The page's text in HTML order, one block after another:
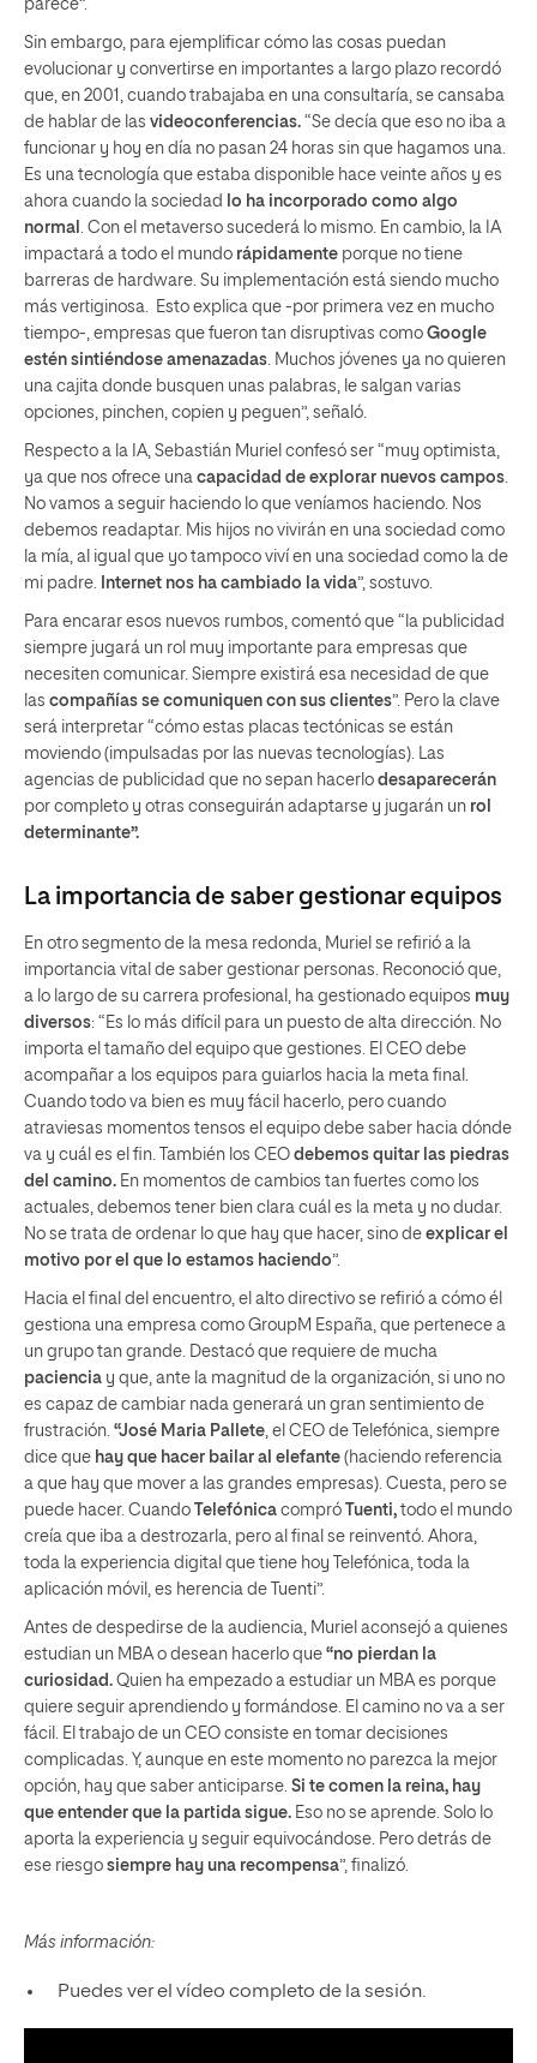
parece”.
Sin embargo, para ejemplificar cómo las cosas puedan
evolucionar y convertirse en importantes a largo plazo recordó
que, en 2001, cuando trabajaba en una consultaría, se cansaba
de hablar de las videoconferencias. “Se decía que eso no iba a
funcionar y hoy en día no pasan 24 horas sin que hagamos una.
Es una tecnología que estaba disponible hace veinte años y es
ahora cuando la sociedad
lo ha incorporado como algo
normal . Con el metaverso sucederá lo mismo. En cambio, la IA
impactará a todo el mundo rápidamente porque no tiene
barreras de hardware. Su implementación está siendo mucho
más vertiginosa. Esto explica que -por primera vez en mucho
tiempo-, empresas que fueron tan disruptivas como Google
estén sintiéndose amenazadas. Muchos jóvenes ya no quieren
una cajita donde busquen unas palabras, le salgan varias
opciones, pinchen, copien y peguen”, señaló.
Respecto a la IA, Sebastián Muriel confesó ser “muy optimista,
ya que nos ofrece una capacidad de explorar nuevos campos.
No vamos a seguir haciendo lo que veníamos haciendo. Nos
debemos readaptar. Mis hijos no vivirán en una sociedad como
la mía, al igual que yo tampoco viví en una sociedad como la de
mi padre.
Internet nos ha cambiado la vida”, sostuvo.
Para encarar esos nuevos rumbos, comentó que “la publicidad
siempre jugará un rol muy importante para empresas que
necesiten comunicar. Siempre existirá esa necesidad de que
las compañías se comuniquen con sus clientes”. Pero la clave
será interpretar “cómo estas placas tectónicas se están
moviendo (impulsadas por las nuevas tecnologías). Las
agencias de publicidad que no sepan hacerlo desaparecerán
por completo y otras conseguirán adaptarse y jugarán un rol
determinante”.
La importancia de saber gestionar equipos
En otro segmento de la mesa redonda, Muriel se refirió a la
importancia vital de saber gestionar personas. Reconoció que,
a lo largo de su carrera profesional, ha gestionado equipos muy
diversos: “Es lo más difícil para un puesto de alta dirección. No
importa el tamaño del equipo que gestiones. El CEO debe
acompañar a los equipos para guiarlos hacia la meta final.
Cuando todo va bien es muy fácil hacerlo, pero cuando
atraviesas momentos tensos el equipo debe saber hacia dónde
va y cuál es el fin. También los CEO debemos quitar las piedras
del camino. En momentos de cambios tan fuertes como los
actuales, debemos tener bien clara cuál es la meta y no dudar.
No se trata de ordenar lo que hay que hacer, sino de explicar el
motivo por el que lo estamos haciendo”.
Hacia el final del encuentro, el alto directivo se refirió a cómo él
gestiona una empresa como GroupM España, que pertenece a
un grupo tan grande. Destacó que requiere de mucha
paciencia y que, ante la magnitud de la organización, si uno no
es capaz de cambiar nada generará un gran sentimiento de
frustración. “José Maria Pallete, el CEO de Telefónica, siempre
dice que hay que hacer bailar al elefante (haciendo referencia
a que hay que mover a las grandes empresas). Cuesta, pero se
puede hacer. Cuando
Telefónica compró Tuenti, todo el mundo
creía que iba a destrozarla, pero al final se reinventó. Ahora,
toda la experiencia digital que tiene hoy Telefónica, toda la
aplicación móvil, es herencia de Tuenti”.
Antes de despedirse de la audiencia, Muriel aconsejó a quienes
estudian un MBA o desean hacerlo que “no pierdan la
curiosidad. Quien ha empezado a estudiar un MBA es porque
quiere seguir aprendiendo y formándose. El camino no va a ser
fácil. El trabajo de un CEO consiste en tomar decisiones
complicadas. Y, aunque en este momento no parezca la mejor
opción, hay que saber anticiparse. Si te comen la reina, hay
que entender que la partida sigue. Eso no se aprende. Solo lo
aporta la experiencia y seguir equivocándose. Pero detrás de
ese riesgo siempre hay una recompensa”, finalizó.
Más información:
Puedes ver el vídeo completo de la sesión.